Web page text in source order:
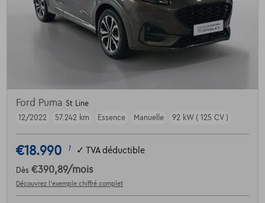
Ford Puma St Line
12/2022
57.242 km Essence Manuelle 92 kW ( 125 CV )
€18.990 1 ✓ TVA déductible
Dès €390,89/mois
Découvrez l’exemple chiffré complet